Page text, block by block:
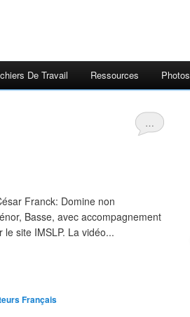
De Travail Ressources Photos
…
Franck: Domine non
Basse, avec accompagnement
site IMSLP. La vidéo...
Français